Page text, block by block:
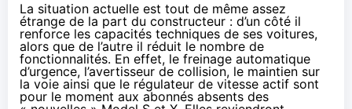
La situation actuelle est tout de même assez
étrange de la part du constructeur : d’un côté il
renforce les capacités techniques de ses voitures,
alors que de l’autre il réduit le nombre de
fonctionnalités. En effet, le freinage automatique
d’urgence, l’avertisseur de collision, le maintien sur
la voie ainsi que le régulateur de vitesse actif sont
pour le moment aux abonnés absents des